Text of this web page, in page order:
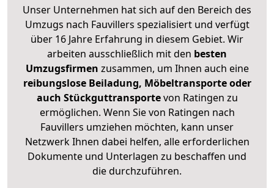
Unser Unternehmen hat sich auf den Bereich des
Umzugs nach Fauvillers spezialisiert und verfügt
über 16 Jahre Erfahrung in diesem Gebiet. Wir
arbeiten ausschließlich mit den besten
Umzugsfirmen zusammen, um Ihnen auch eine
reibungslose Beiladung, Möbeltransporte oder
auch Stückguttransportevon Ratingen zu
ermöglichen. Wenn Sie von Ratingen nach
Fauvillers umziehen möchten, kann unser
Netzwerk Ihnen dabei helfen, alle erforderlichen
Dokumente und Unterlagen zu beschaffen und
die durchzuführen.